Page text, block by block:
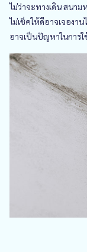
ไม่ว่าจะทางเดิน สนา
ไม่เช็คให้ดีอาจเจองา
อาจเป็นปัญหาในการใ